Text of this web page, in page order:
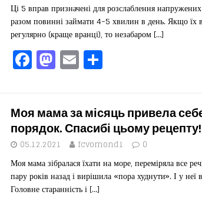
Ці 5 вправ призначені для розслаблення напружених
разом повинні займати 4-5 хвилин в день. Якщо їх
регулярно (краще вранці), то незабаром […]
F
a
e
b
o
o
M
a
o
d
o
n
E
m
l ит
ис
я
Моя мама за місяць привела
порядок. Спасибі цьому рецепту!
05.12.2021 fcvomond1 0
Моя мама зібралася їхати на море, переміряла все
пару років назад і вирішила «пора худнути». І у
Головне старанність і […]